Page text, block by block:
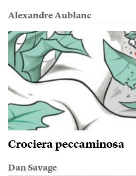
Alexandre Aublanc
Crociera peccaminosa
Dan Savage